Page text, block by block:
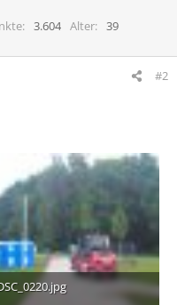
3.604 Alter
39
#2